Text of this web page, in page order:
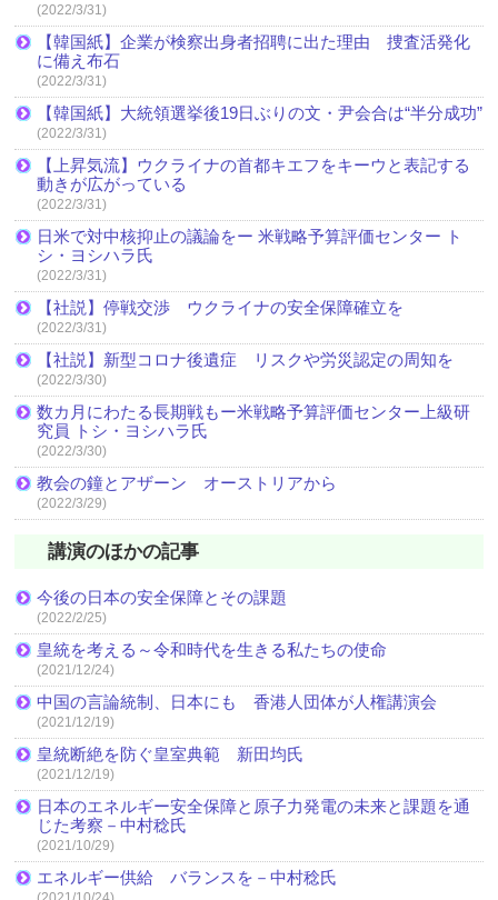
(2022/3/31)
【韓国紙】企業が検察出身者招聘に出た理由 捜査活発化
に備え布石
(2022/3/31)
【韓国紙】大統領選挙後19日ぶりの文・尹会合は“半分成功”
(2022/3/31)
【上昇気流】ウクライナの首都キエフをキーウと表記する
動きが広がっている
(2022/3/31)
日米で対中核抑止の議論をー 米戦略予算評価センター ト
シ・ヨシハラ氏
(2022/3/31)
【社説】停戦交渉 ウクライナの安全保障確立を
(2022/3/31)
【社説】新型コロナ後遺症 リスクや労災認定の周知を
(2022/3/30)
数カ月にわたる長期戦もー米戦略予算評価センター上級研
究員 トシ・ヨシハラ氏
(2022/3/30)
教会の鐘とアザーン オーストリアから
(2022/3/29)
講演のほかの記事
今後の日本の安全保障とその課題
(2022/2/25)
皇統を考える～令和時代を生きる私たちの使命
(2021/12/24)
中国の言論統制、日本にも 香港人団体が人権講演会
(2021/12/19)
皇統断絶を防ぐ皇室典範 新田均氏
(2021/12/19)
日本のエネルギー安全保障と原子力発電の未来と課題を通
じた考察－中村稔氏
(2021/10/29)
エネルギー供給 バランスを－中村稔氏